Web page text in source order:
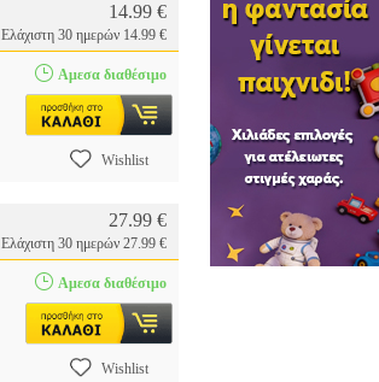
14.99 €
Ελάχιστη 30 ημερών 14.99 €
Αμεσα διαθέσιμο
Wishlist
27.99 €
Ελάχιστη 30 ημερών 27.99 €
Αμεσα διαθέσιμο
Wishlist